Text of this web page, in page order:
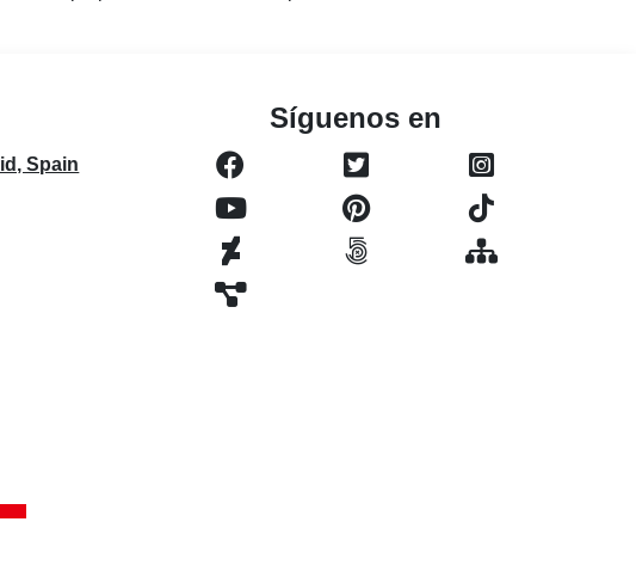
Spain
Síguenos en